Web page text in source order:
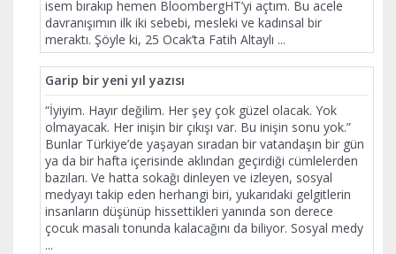
isem bırakıp hemen BloombergHT’yi açtım. Bu acele
davranışımın ilk iki sebebi, mesleki ve kadınsal bir
meraktı. Şöyle ki, 25 Ocak’ta Fatih Altaylı ...
Garip bir yeni yıl yazısı
“İyiyim. Hayır değilim. Her şey çok güzel olacak. Yok
olmayacak. Her inişin bir çıkışı var. Bu inişin sonu yok.”
Bunlar Türkiye’de yaşayan sıradan bir vatandaşın bir gün
ya da bir hafta içerisinde aklından geçirdiği cümlelerden
bazıları. Ve hatta sokağı dinleyen ve izleyen, sosyal
medyayı takip eden herhangi biri, yukarıdaki gelgitlerin
insanların düşünüp hissettikleri yanında son derece
çocuk masalı tonunda kalacağını da biliyor. Sosyal medy
...